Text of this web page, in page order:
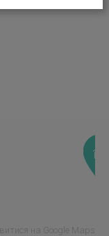
на Google Maps